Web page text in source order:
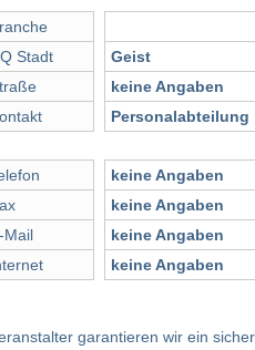
Stadt
Mail
Geist
keine Angaben
Personalabteilung
keine Angaben
keine Angaben
keine Angaben
keine Angaben
garantieren wir ein